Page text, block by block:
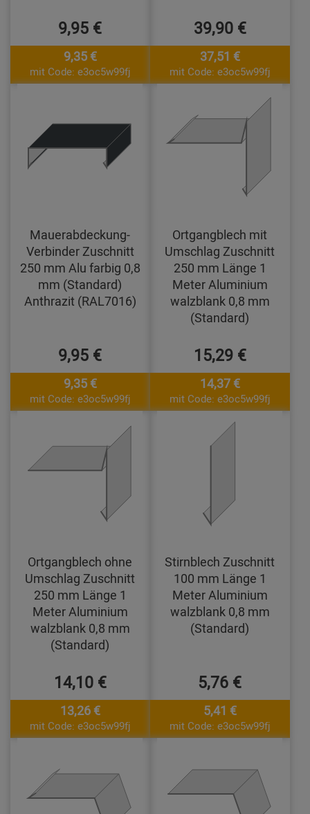
9,95 €
9,35 €
mit Code: e3oc5w99fj
39,90 €
37,51 €
mit Code: e3oc5w99fj
Mauerabdeckung-
Verbinder Zuschnitt
250 mm Alu farbig 0,8
mm (Standard)
Anthrazit (RAL7016)
9,95 €
9,35 €
mit Code: e3oc5w99fj
Ortgangblech mit
Umschlag Zuschnitt
250 mm Länge 1
Meter Aluminium
walzblank 0,8 mm
(Standard)
15,29 €
14,37 €
mit Code: e3oc5w99fj
Ortgangblech ohne
Umschlag Zuschnitt
250 mm Länge 1
Meter Aluminium
walzblank 0,8 mm
(Standard)
14,10 €
13,26 €
mit Code: e3oc5w99fj
Stirnblech Zuschnitt
100 mm Länge 1
Meter Aluminium
walzblank 0,8 mm
(Standard)
5,76 €
5,41 €
mit Code: e3oc5w99fj